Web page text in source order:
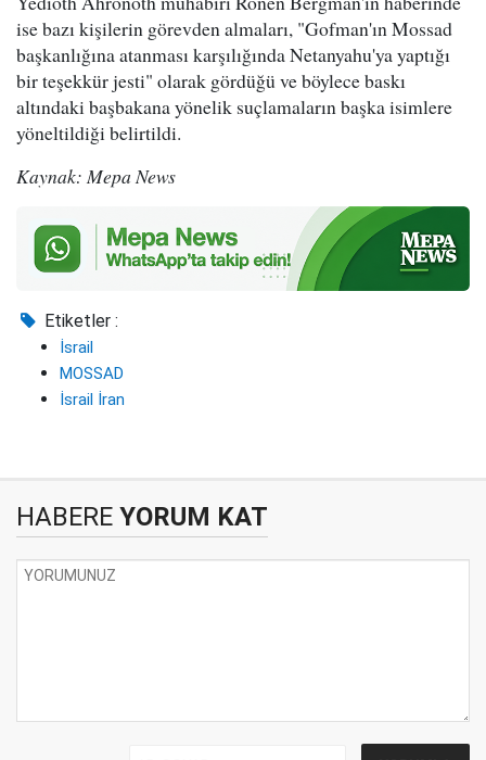
ise bazı kişilerin görevden almaları, "Gofman'ın Mossad
başkanlığına atanması karşılığında Netanyahu'ya yaptığı
bir teşekkür jesti" olarak gördüğü ve böylece baskı
altındaki başbakana yönelik suçlamaların başka isimlere
yöneltildiği belirtildi.
Kaynak: Mepa News
Etiketler :
İsrail
MOSSAD
İsrail İran
HABERE YORUM KAT